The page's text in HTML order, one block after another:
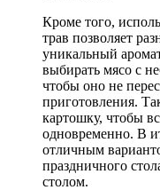
Кроме того,
трав позволяет
уникальный
выбирать мясо с
чтобы оно не
приготовления.
картошку, чтобы
одновременно. В
отличным
праздничного
столом.